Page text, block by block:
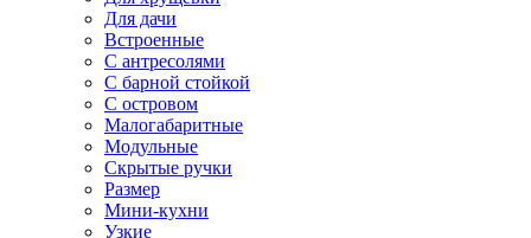
Для дачи
Встроенные
С антресолями
С барной стойкой
С островом
Малогабаритные
Модульные
Скрытые ручки
Размер
Мини-кухни
Узкие